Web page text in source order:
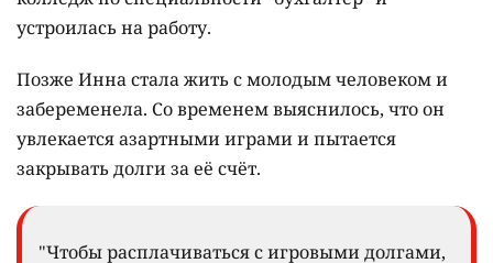
устроилась на работу.
Позже Инна стала жить с молодым человеком и
забеременела. Со временем выяснилось, что он
увлекается азартными играми и пытается
закрывать долги за её счёт.
"Чтобы расплачиваться с игровыми долгами,